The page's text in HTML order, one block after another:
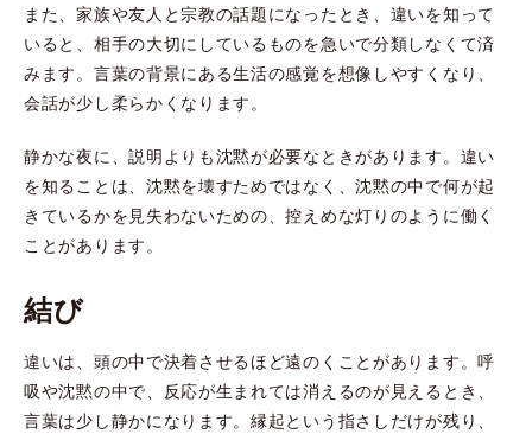
また、家族や友人と宗教の話題になったとき、違いを知って
いると、相手の大切にしているものを急いで分類しなくて済
みます。言葉の背景にある生活の感覚を想像しやすくなり、
会話が少し柔らかくなります。
静かな夜に、説明よりも沈黙が必要なときがあります。違い
を知ることは、沈黙を壊すためではなく、沈黙の中で何が起
きているかを見失わないための、控えめな灯りのように働く
ことがあります。
結び
違いは、頭の中で決着させるほど遠のくことがあります。呼
吸や沈黙の中で、反応が生まれては消えるのが見えるとき、
言葉は少し静かになります。縁起という指さしだけが残り、